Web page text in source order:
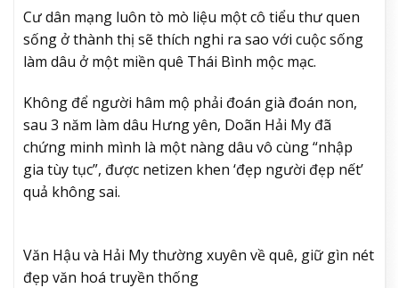
Cư dân mạng luôn tò mò liệu một cô tiểu thư quen
sống ở thành thị sẽ thích nghi ra sao với cuộc sống
làm dâu ở một miền quê Thái Bình mộc mạc.
Không để người hâm mộ phải đoán già đoán non,
sau 3 năm làm dâu Hưng yên, Doãn Hải My đã
chứng minh mình là một nàng dâu vô cùng “nhập
gia tùy tục”, được netizen khen ‘đẹp người đẹp nết’
quả không sai.
Văn Hậu và Hải My thường xuyên về quê, giữ gìn nét
đẹp văn hoá truyền thống